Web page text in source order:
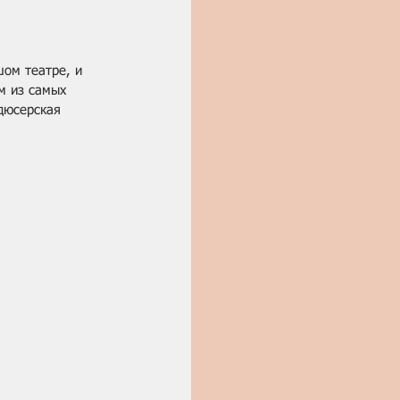
театре, и
из самых